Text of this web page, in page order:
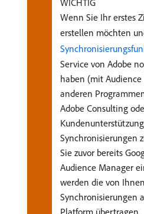
WICHTIG
Wenn Sie Ihr erstes
erstellen möchten
Service von Adobe
haben (mit
anderen
Adobe Consulting
Synchronisierungen
Sie zuvor bereits
Audience Manager
werden die von
Synchronisierungen
Platform übertragen.